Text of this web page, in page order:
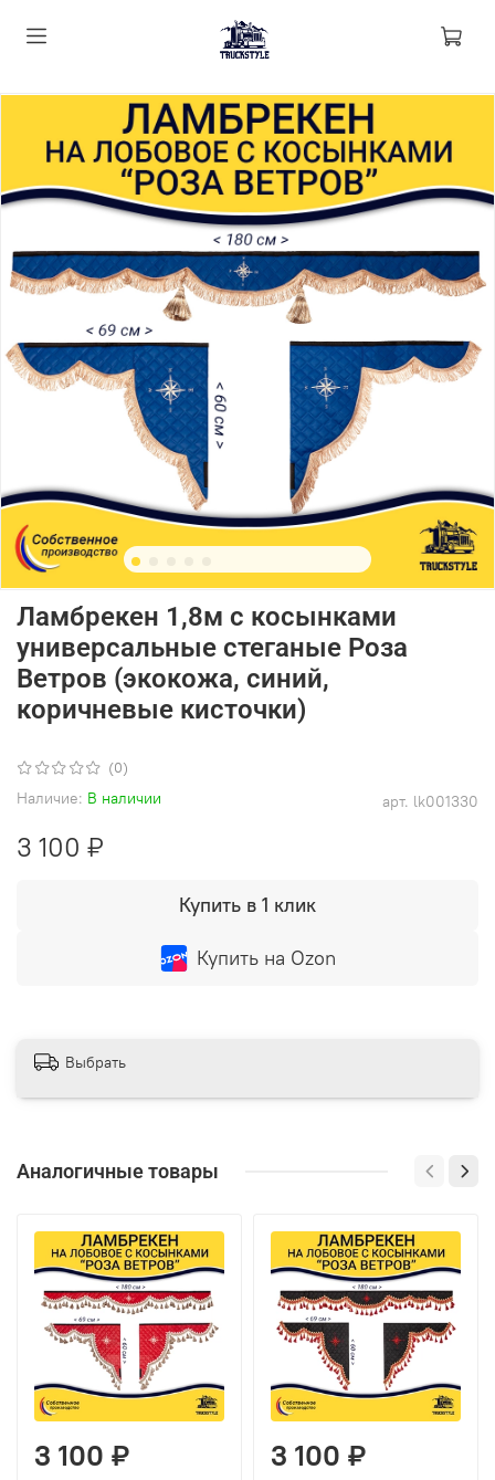
(0)
арт. lk001330
Наличие: В наличии
Ламбрекен 1,8м с косынками
универсальные стеганые Роза
Ветров (экокожа, синий,
коричневые кисточки)
3 100 ₽
Купить в 1 клик
Купить на Ozon
Выбрать
Аналогичные товары
3 100 ₽ 3 100 ₽